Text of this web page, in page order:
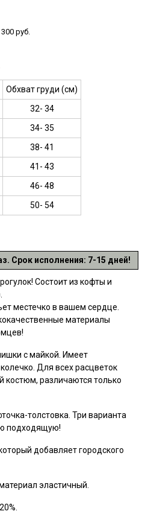
руб.
Обхват груди (см)
32- 34
34- 35
38- 41
41- 43
46- 48
50- 54
Срок исполнения: 7-15 дней!
Состоит из кофты и
местечко в вашем сердце.
материалы
с майкой. Имеет
Для всех расцветок
костюм, различаются только
толстовка. Три варианта
подходящую!
добавляет городского
эластичный.